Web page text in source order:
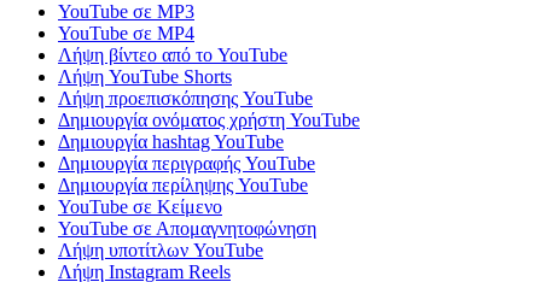
YouTube σε MP3
YouTube σε MP4
Λήψη βίντεο από το YouTube
Λήψη YouTube Shorts
Λήψη προεπισκόπησης YouTube
Δημιουργία ονόματος χρήστη YouTube
Δημιουργία hashtag YouTube
Δημιουργία περιγραφής YouTube
Δημιουργία περίληψης YouTube
YouTube σε Κείμενο
YouTube σε Απομαγνητοφώνηση
Λήψη υποτίτλων YouTube
Λήψη Instagram Reels